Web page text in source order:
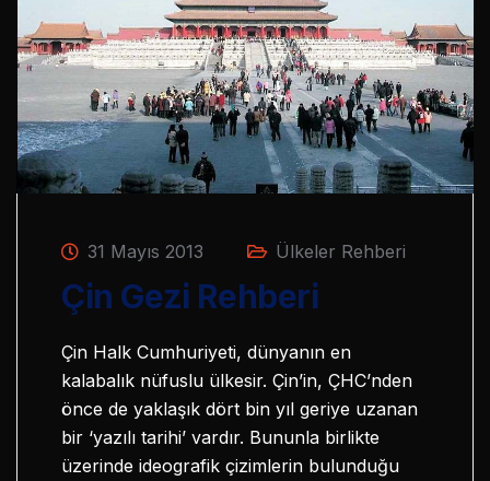
31 Mayıs 2013 Ülkeler Rehberi
Çin Gezi Rehberi
Çin Halk Cumhuriyeti, dünyanın en
kalabalık nüfuslu ülkesir. Çin’in, ÇHC’nden
önce de yaklaşık dört bin yıl geriye uzanan
bir ‘yazılı tarihi’ vardır. Bununla birlikte
üzerinde ideografik çizimlerin bulunduğu